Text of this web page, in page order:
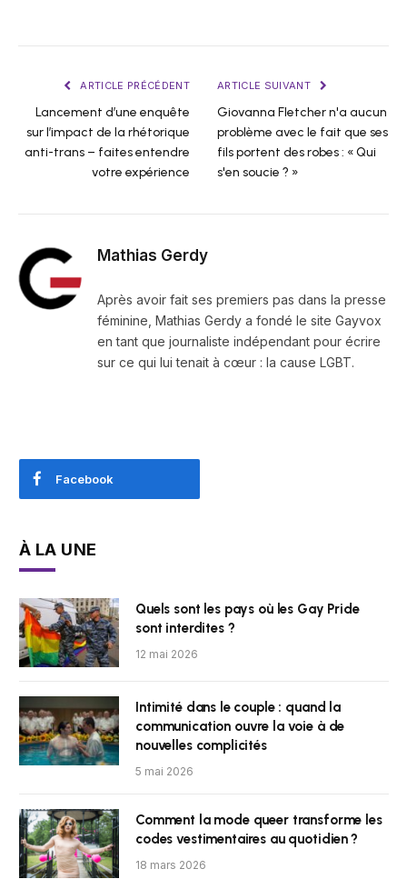
ARTICLE PRÉCÉDENT
Lancement d’une enquête
sur l’impact de la rhétorique
anti-trans – faites entendre
votre expérience
ARTICLE SUIVANT
Giovanna Fletcher n'a aucun
problème avec le fait que ses
fils portent des robes : « Qui
s'en soucie ? »
Mathias Gerdy
Après avoir fait ses premiers pas dans la presse
féminine, Mathias Gerdy a fondé le site Gayvox
en tant que journaliste indépendant pour écrire
sur ce qui lui tenait à cœur : la cause LGBT.
Facebook
À LA UNE
Quels sont les pays où les Gay Pride
sont interdites ?
12 mai 2026
Intimité dans le couple : quand la
communication ouvre la voie à de
nouvelles complicités
5 mai 2026
Comment la mode queer transforme les
codes vestimentaires au quotidien ?
18 mars 2026